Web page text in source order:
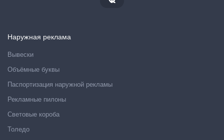
Наружная реклама
Вывески
Объёмные буквы
Паспортизация наружной рекламы
Рекламные пилоны
Световые короба
Толедо